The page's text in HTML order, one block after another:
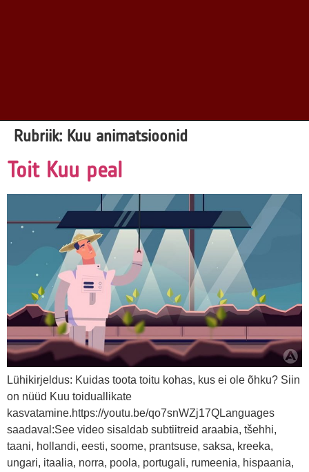
Rubriik: Kuu animatsioonid
Toit Kuu peal
Lühikirjeldus: Kuidas toota toitu kohas, kus ei ole õhku? Siin
on nüüd Kuu toiduallikate
kasvatamine.https://youtu.be/qo7snWZj17QLanguages
saadaval:See video sisaldab subtiitreid araabia, tšehhi,
taani, hollandi, eesti, soome, prantsuse, saksa, kreeka,
ungari, itaalia, norra, poola, portugali, rumeenia, hispaania,